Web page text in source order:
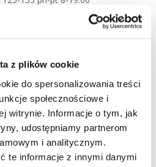
z plików cookie
do spersonalizowania treści
społecznościowe i
witrynie. Informacje o tym, jak
udostępniamy partnerom
i analitycznym.
te informacje z innymi danymi
pow. 13 roku
to lek zmniejszający katar i
oddychanie przez nos.
czynna - oksymetazolina: